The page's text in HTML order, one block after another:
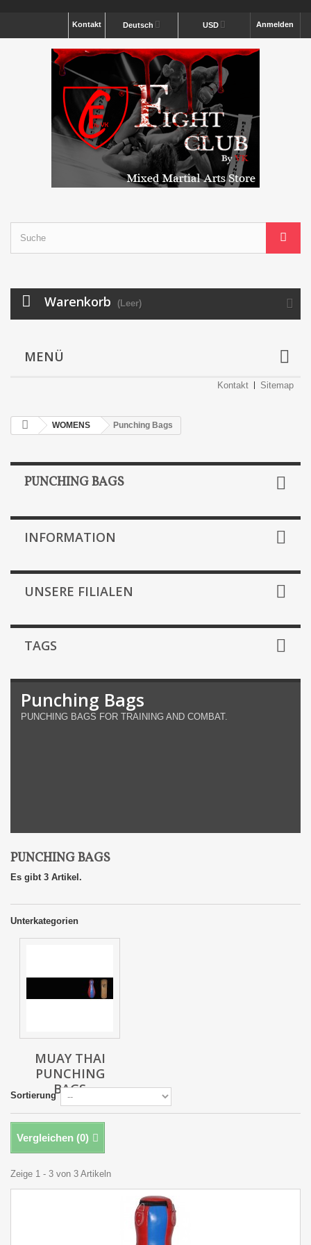
Anmelden
USD
Deutsch
Kontakt
Warenkorb (Leer)
MENÜ
Kontakt Sitemap
WOMENS Punching Bags
PUNCHING BAGS
INFORMATION
UNSERE FILIALEN
TAGS
Punching Bags
PUNCHING BAGS FOR TRAINING AND COMBAT.
PUNCHING BAGS
Es gibt 3 Artikel.
Unterkategorien
MUAY THAI
PUNCHING
BAGS
Sortierung
Vergleichen (0)
Zeige 1 - 3 von 3 Artikeln